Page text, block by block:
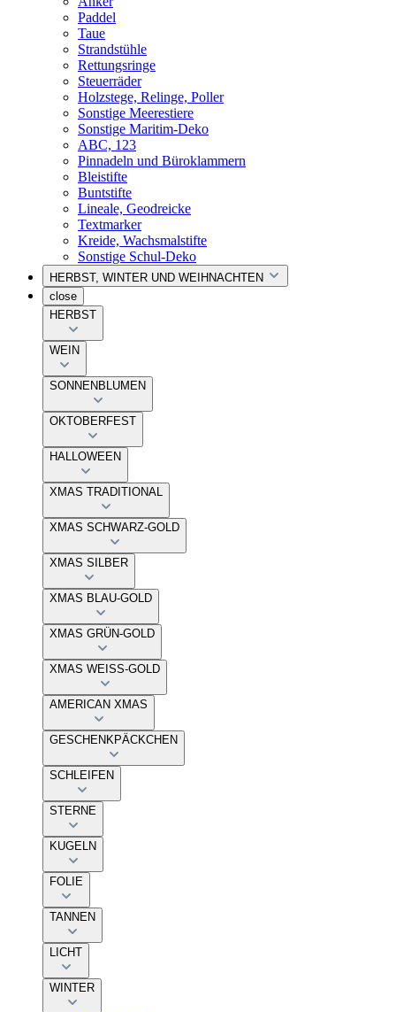
Paddel
Taue
Strandstühle
Rettungsringe
Steuerräder
Holzstege, Relinge, Poller
Sonstige Meerestiere
Sonstige Maritim-Deko
ABC, 123
Pinnadeln und Büroklammern
Bleistifte
Buntstifte
Lineale, Geodreicke
Textmarker
Kreide, Wachsmalstifte
Sonstige Schul-Deko
HERBST, WINTER UND WEIHNACHTEN
close
HERBST
WEIN
SONNENBLUMEN
OKTOBERFEST
HALLOWEEN
XMAS TRADITIONAL
XMAS SCHWARZ-GOLD
XMAS SILBER
XMAS BLAU-GOLD
XMAS GRÜN-GOLD
XMAS WEISS-GOLD
AMERICAN XMAS
GESCHENKPÄCKCHEN
SCHLEIFEN
STERNE
KUGELN
FOLIE
TANNEN
LICHT
WINTER